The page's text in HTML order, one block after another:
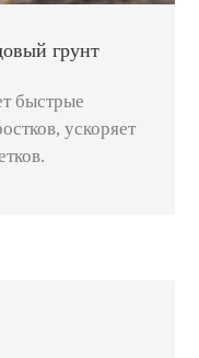
грунт
быстрые
ускоряет